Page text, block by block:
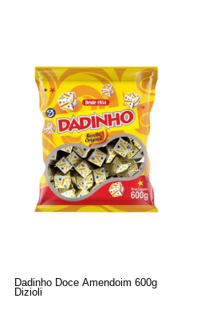
Dadinho Doce Amendoim 600g
Dizioli